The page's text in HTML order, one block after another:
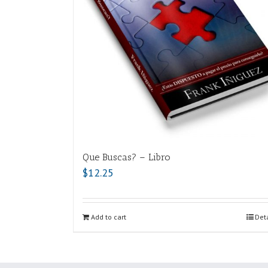
Que Buscas? – Libro
$12.25
Add to cart